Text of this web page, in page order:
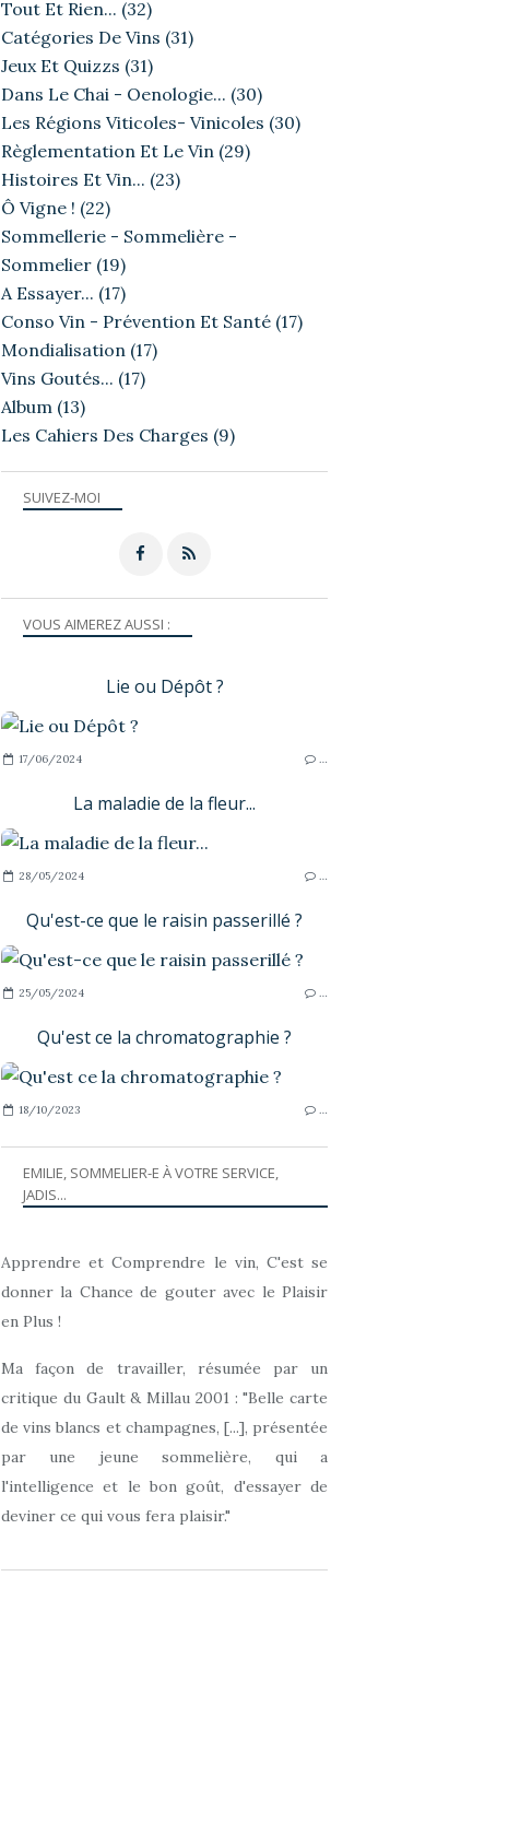
SUIVEZ-MOI
VOUS AIMEREZ AUSSI :
Lie ou Dépôt ?
17/06/2024 …
La maladie de la fleur...
28/05/2024 …
Qu'est-ce que le raisin passerillé ?
25/05/2024 …
Qu'est ce la chromatographie ?
18/10/2023 …
Tout Et Rien... (32)
Catégories De Vins (31)
Jeux Et Quizzs (31)
Dans Le Chai - Oenologie... (30)
Les Régions Viticoles- Vinicoles (30)
Règlementation Et Le Vin (29)
Histoires Et Vin... (23)
Ô Vigne ! (22)
Sommellerie - Sommelière -
Sommelier (19)
A Essayer... (17)
Conso Vin - Prévention Et Santé (17)
Mondialisation (17)
Vins Goutés... (17)
Album (13)
Les Cahiers Des Charges (9)
EMILIE, SOMMELIER-E À VOTRE SERVICE,
JADIS...
Apprendre et Comprendre le vin, C'est se
donner la Chance de gouter avec le Plaisir
en Plus !
Ma façon de travailler, résumée par un
critique du Gault & Millau 2001 : "Belle carte
de vins blancs et champagnes, [...], présentée
par une jeune sommelière, qui a
l'intelligence et le bon goût, d'essayer de
deviner ce qui vous fera plaisir."